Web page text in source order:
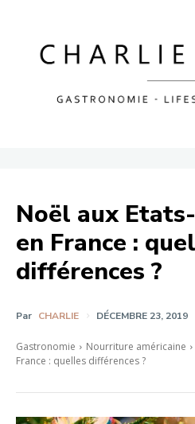
Noël aux
en France :
différences ?
Par CHARLIE DÉCEMBRE 23, 2019
Gastronomie Nourriture américaine
France : quelles différences ?